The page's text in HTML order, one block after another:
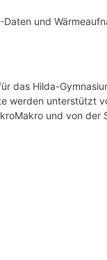
und
das Hilda-
werden unterstützt
und von der